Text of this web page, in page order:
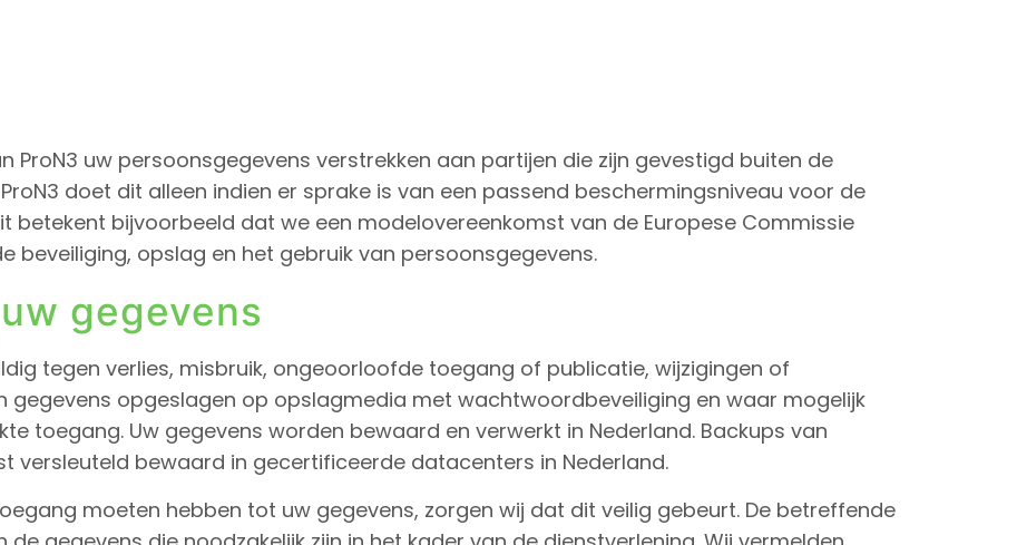
ProN3 uw persoonsgegevens verstrekken aan partijen die zijn gevestigd buiten de
ProN3 doet dit alleen indien er sprake is van een passend beschermingsniveau voor de
betekent bijvoorbeeld dat we een modelovereenkomst van de Europese Commissie
beveiliging, opslag en het gebruik van persoonsgegevens.
gegevens
tegen verlies, misbruik, ongeoorloofde toegang of publicatie, wijzigingen of
gegevens opgeslagen op opslagmedia met wachtwoordbeveiliging en waar mogelijk
toegang. Uw gegevens worden bewaard en verwerkt in Nederland. Backups van
versleuteld bewaard in gecertificeerde datacenters in Nederland.
moeten hebben tot uw gegevens, zorgen wij dat dit veilig gebeurt. De betreffende